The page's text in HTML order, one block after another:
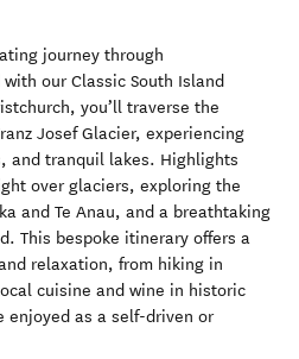
journey through
with our Classic South Island
you’ll traverse the
Josef Glacier, experiencing
and tranquil lakes. Highlights
over glaciers, exploring the
and Te Anau, and a breathtaking
This bespoke itinerary offers a
relaxation, from hiking in
cuisine and wine in historic
enjoyed as a self-driven or